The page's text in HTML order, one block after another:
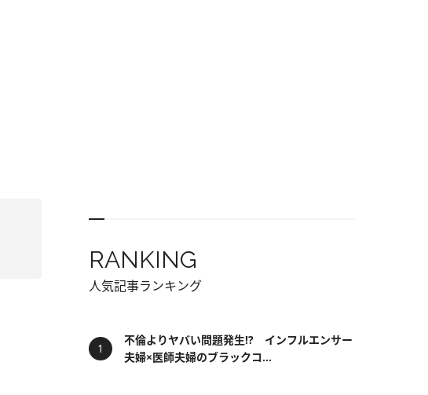
RANKING
人気記事ランキング
不倫よりヤバい問題発生!? インフルエンサー
夫婦×医師夫婦のブラックコ...